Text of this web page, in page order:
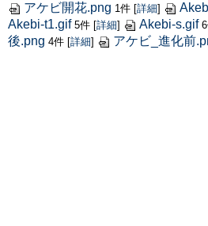
アケビ開花.png 1件 [詳細]
Akebi-t1.gif 5件 [詳細] Akebi-s.gif
後.png 4件 [詳細] アケビ_進化前